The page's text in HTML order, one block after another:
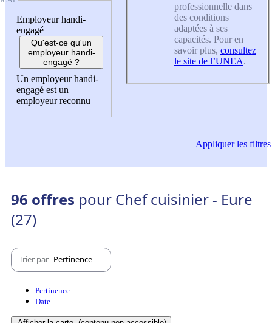
Employeur handi-
engagé
Qu'est-ce qu'un
employeur handi-
engagé ?
Un employeur handi-
engagé est un
employeur reconnu
professionnelle dans
des conditions
adaptées à ses
capacités. Pour en
savoir plus, consultez
le site de l’UNEA.
Appliquerles filtres
96 offres pour Chef cuisinier - Eure
(27)
Trier par Pertinence
Pertinence
Date